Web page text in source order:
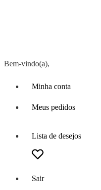
Bem-vindo(a),
Minha conta
Meus pedidos
Lista de desejos
Sair